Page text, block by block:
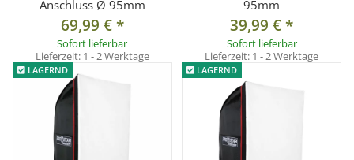
Anschluss Ø 95mm
69,99 €*
Sofort lieferbar
Lieferzeit: 1 - 2 Werktage
95mm
39,99 €*
Sofort lieferbar
Lieferzeit: 1 - 2 Werktage
LAGERND LAGERND